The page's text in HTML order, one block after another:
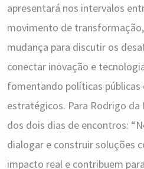
apresentará nos intervalos
movimento de
mudança para discutir os
conectar inovação e
fomentando políticas
estratégicos. Para Rodrigo
dos dois dias de encontros:
dialogar e construir soluções
impacto real e contribuem